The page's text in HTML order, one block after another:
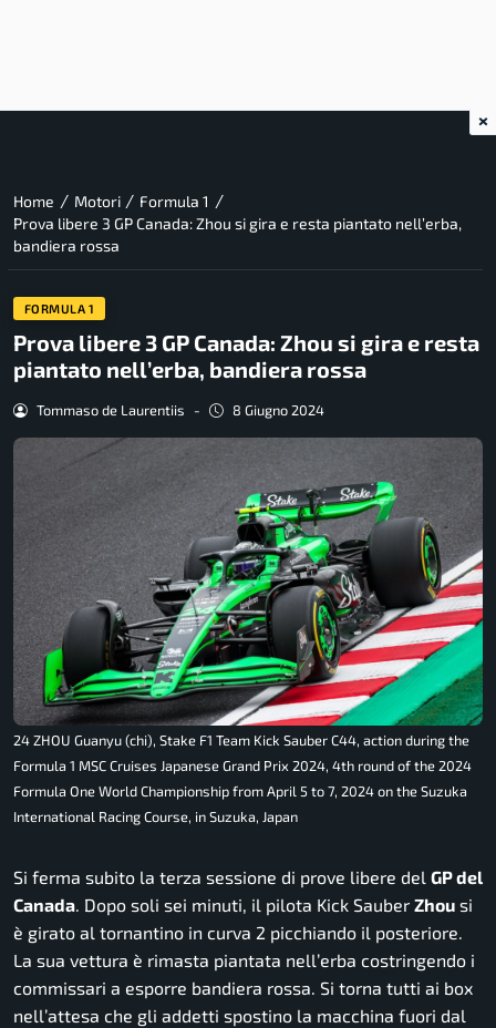
Home / Motori / Formula 1 /
Prova libere 3 GP Canada: Zhou si gira e resta piantato nell’erba,
bandiera rossa
FORMULA 1
Prova libere 3 GP Canada: Zhou si gira e resta
piantato nell’erba, bandiera rossa
Tommaso de Laurentiis - 8 Giugno 2024
24 ZHOU Guanyu (chi), Stake F1 Team Kick Sauber C44, action during the
Formula 1 MSC Cruises Japanese Grand Prix 2024, 4th round of the 2024
Formula One World Championship from April 5 to 7, 2024 on the Suzuka
International Racing Course, in Suzuka, Japan
Si ferma subito la terza sessione di prove libere del GP del
Canada. Dopo soli sei minuti, il pilota Kick Sauber Zhou si
è girato al tornantino in curva 2 picchiando il posteriore.
La sua vettura è rimasta piantata nell’erba costringendo i
commissari a esporre bandiera rossa. Si torna tutti ai box
nell’attesa che gli addetti spostino la macchina fuori dal
×